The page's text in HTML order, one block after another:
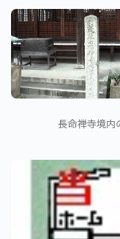
長命禅寺境内